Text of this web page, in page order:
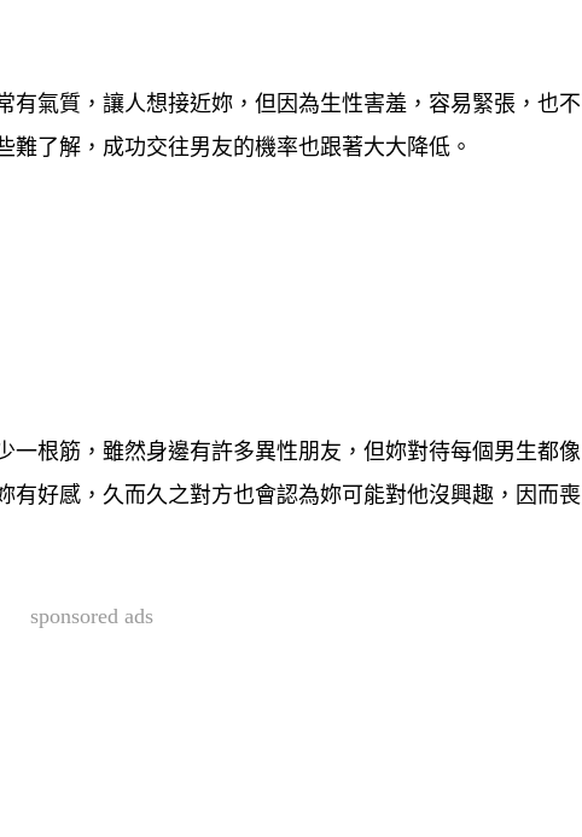
有氣質，讓人想接近妳，但因為生性害羞 ，容易緊張，也不
了解，成功交往男友的機率也跟著大大降低。
一根筋 ，雖然身邊有許多異性朋友，但妳對待每個男生都像
有好感，久而久之對方也會認為妳可能對他沒興趣，因而喪
sponsored ads